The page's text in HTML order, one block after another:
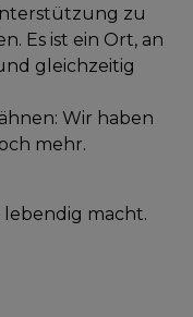
zu
Es ist ein Ort, an
gleichzeitig
Wir haben
mehr.
lebendig macht.